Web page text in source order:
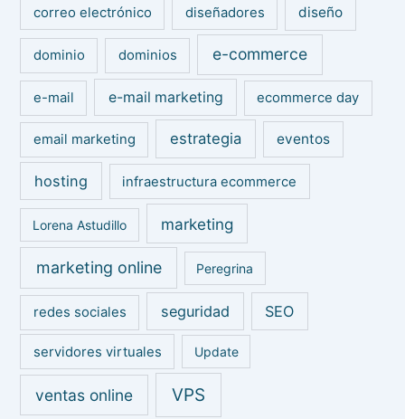
correo electrónico diseñadores diseño
dominio dominios e-commerce
e-mail e-mail marketing ecommerce day
email marketing estrategia eventos
hosting infraestructura ecommerce
Lorena Astudillo marketing
marketing online Peregrina
redes sociales seguridad SEO
servidores virtuales Update
ventas online VPS